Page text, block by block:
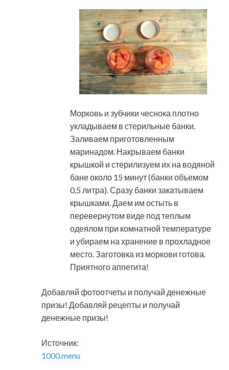
Морковь и зубчики чеснока плотно
укладываем в стерильные банки.
Заливаем приготовленным
маринадом. Накрываем банки
крышкой и стерилизуем их на водяной
бане около 15 минут (банки объемом
0,5 литра). Сразу банки закатываем
крышками. Даем им остыть в
перевернутом виде под теплым
одеялом при комнатной температуре
и убираем на хранение в прохладное
место. Заготовка из моркови готова.
Приятного аппетита!
Добавляй фотоотчеты и получай денежные
призы! Добавляй рецепты и получай
денежные призы!
Источник:
1000.menu